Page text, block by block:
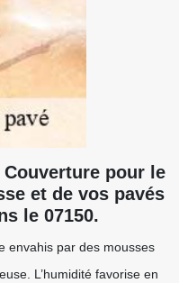
pour le
et de vos pavés
le 07150.
envahis par des mousses
L’humidité favorise en